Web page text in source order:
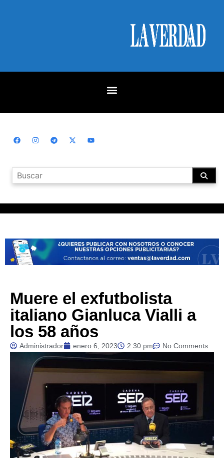
Muere el exfutbolista
italiano Gianluca Vialli a
los 58 años
Administrador enero 6, 2023 2:30 pm No Comments